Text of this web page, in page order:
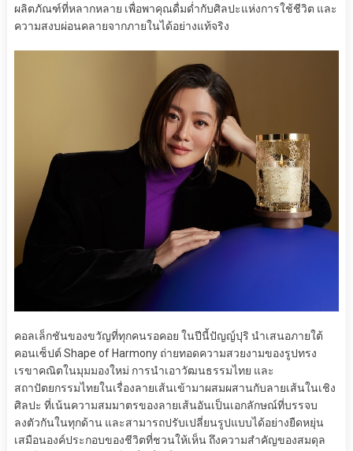
ผลิตภัณฑ์ที่หลากหลาย เพื่อพาคุณดื่มด่ำกับศิลปะแห่งการใช้ชีวิต และ
ความสงบผ่อนคลายจากภายในได้อย่างแท้จริง
คอลเล็กชันของขวัญที่ทุกคนรอคอย ในปีนี้ปัญญ์ปุริ นำเสนอภายใต้
คอนเซ็ปต์ Shape of Harmony ถ่ายทอดความสวยงามของรูปทรง
เรขาคณิตในมุมมองใหม่ การนำเอาวัฒนธรรมไทย และ
สถาปัตยกรรมไทยในเรื่องลายเส้นเข้ามาผสมผสานกับลายเส้นในเชิง
ศิลปะ ที่เน้นความสมมาตรของลายเส้นอันเป็นเอกลักษณ์ที่บรรจบ
ลงตัวกันในทุกด้าน และสามารถปรับเปลี่ยนรูปแบบได้อย่างยืดหยุ่น
เสมือนองค์ประกอบของชีวิตที่ชวนให้เห็น ถึงความสำคัญของสมดุล